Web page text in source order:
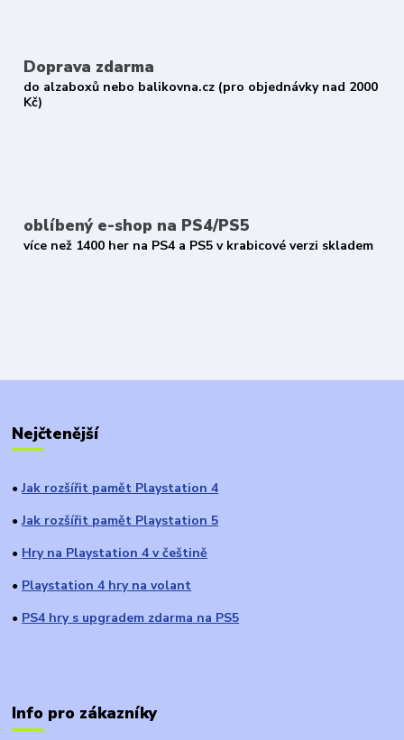
Doprava zdarma
do alzaboxů nebo balikovna.cz (pro objednávky nad 2000
Kč)
oblíbený e-shop na PS4/PS5
více než 1400 her na PS4 a PS5 v krabicové verzi skladem
Nejčtenější
● Jak rozšířit pamět Playstation 4
● Jak rozšířit pamět Playstation 5
● Hry na Playstation 4 v češtině
● Playstation 4 hry na volant
● PS4 hry s upgradem zdarma na PS5
Info pro zákazníky